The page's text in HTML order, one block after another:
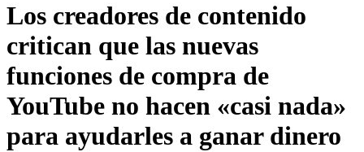
Los creadores de contenido
critican que las nuevas
funciones de compra de
YouTube no hacen «casi nada»
para ayudarles a ganar dinero